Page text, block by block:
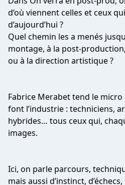
d’où viennent celles et ceux
d’aujourd’hui ?
Quel chemin les a menés
montage, à la post-
ou à la direction artistique ?
Fabrice Merabet tend le
font l’industrie : techniciens,
hybrides… tous ceux qui,
images.
Ici, on parle parcours,
mais aussi d’instinct,